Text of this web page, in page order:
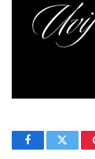
FacebookTwitter